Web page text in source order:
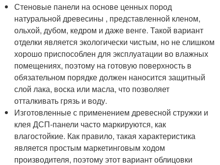
Стеновые панели на основе ценных пород
натуральной древесины , представленной кленом,
ольхой, дубом, кедром и даже венге. Такой вариант
отделки является экологически чистым, но не слишком
хорошо приспособлен для эксплуатации во влажных
помещениях, поэтому на готовую поверхность в
обязательном порядке должен наносится защитный
слой лака, воска или масла, что позволяет
отталкивать грязь и воду.
Изготовленные с применением древесной стружки и
клея ДСП-панели часто маркируются, как
влагостойкие. Как правило, такая характеристика
является простым маркетинговым ходом
производителя, поэтому этот вариант облицовки